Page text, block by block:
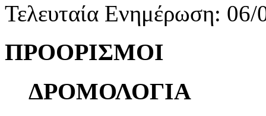
Τελευταία Ενημέρωση:
ΠΡΟΟΡΙΣΜΟΙ
ΔΡΟΜΟΛΟΓΙΑ